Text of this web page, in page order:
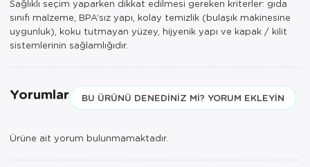
Sağlıklı seçim yaparken dikkat edilmesi gereken kriterler: gıda
sınıfı malzeme, BPA’sız yapı, kolay temizlik (bulaşık makinesine
uygunluk), koku tutmayan yüzey, hijyenik yapı ve kapak / kilit
sistemlerinin sağlamlığıdır.
Yorumlar BU ÜRÜNÜ DENEDINIZ MI? YORUM EKLEYIN
Ürüne ait yorum bulunmamaktadır.